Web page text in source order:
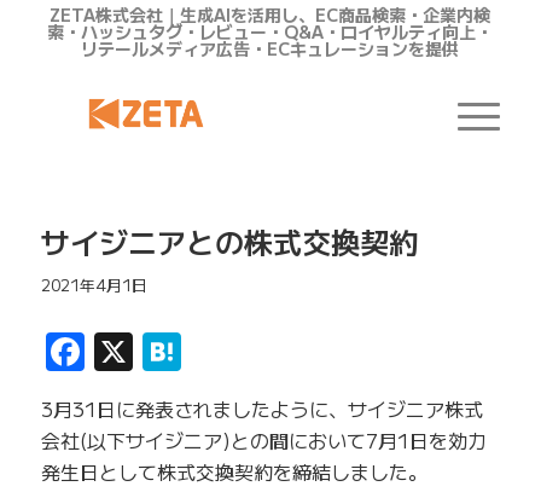
ZETA株式会社｜生成AIを活用し、EC商品検索・企業内検
索・ハッシュタグ・レビュー・Q&A・ロイヤルティ向上・
リテールメディア広告・ECキュレーションを提供
サイジニアとの株式交換契約
2021年4月1日
Facebook
X Hatena
3月31日に発表されましたように、サイジニア株式
会社(以下サイジニア)との間において7月1日を効力
発生日として株式交換契約を締結しました。